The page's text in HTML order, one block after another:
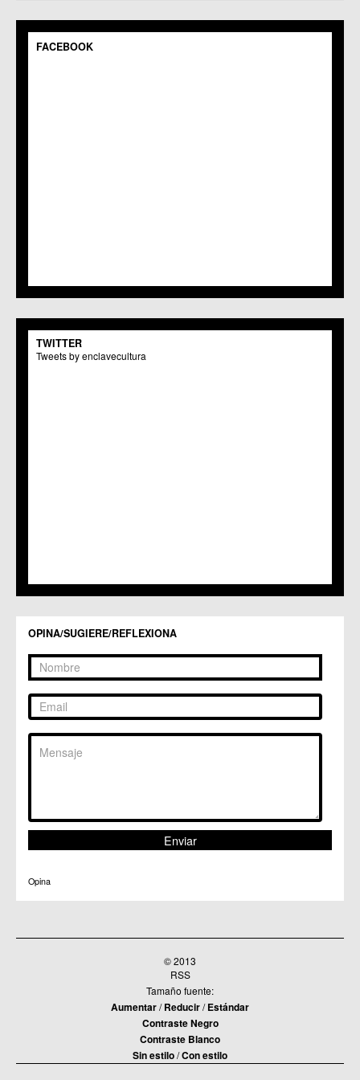
C.M. Gea y Truyols
C.C.S. La Paz
C.M. El Carmen
Centros Culturales
C.C. Puertas de Castilla
C.C. Zarandona
FACEBOOK
TWITTER
Tweets by enclavecultura
OPINA/SUGIERE/REFLEXIONA
Opina
© 2013
RSS
Tamaño fuente:
Aumentar/Reducir/Estándar
Contraste Negro
Contraste Blanco
Sin estilo/Con estilo